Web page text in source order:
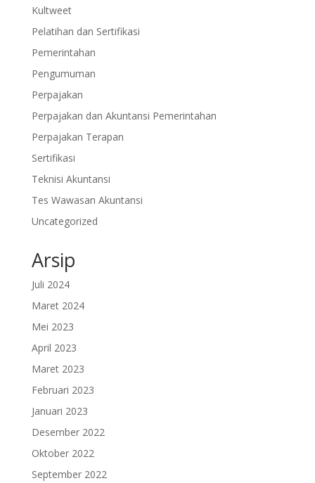
Kultweet
Pelatihan dan Sertifikasi
Pemerintahan
Pengumuman
Perpajakan
Perpajakan dan Akuntansi Pemerintahan
Perpajakan Terapan
Sertifikasi
Teknisi Akuntansi
Tes Wawasan Akuntansi
Uncategorized
Arsip
Juli 2024
Maret 2024
Mei 2023
April 2023
Maret 2023
Februari 2023
Januari 2023
Desember 2022
Oktober 2022
September 2022